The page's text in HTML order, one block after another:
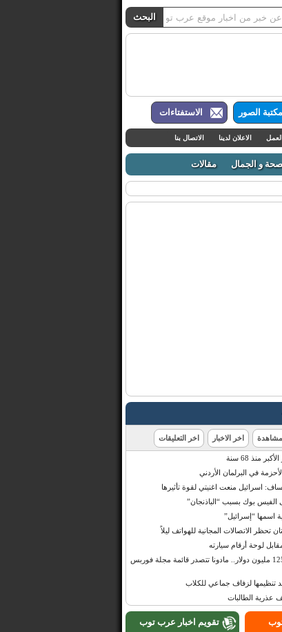
مكتبة الصور الاستفتاءات
الاعلان لدينا الاتصال بنا
و الجمال مقالات
مشاهدة اخر الاخبار اخر التعليقات
منذ 68 سنة
في البرلمان الأردني
اسرائيل منعت اغنيتي لقوة تأثيرها
الفيس بوك بسبب “الباذنجان”
اسمها “إسرائيل”
تحظر الاتصالات المجانية للهواتف ليلاً
بإيرادات قدرت بحوالي 125 مليون دولار.. مادونا تتصدر قائمة مجلة فوربس
تنظيمها لزفاف جماعي للكلاب
عذرية الطالبات
تقويم اخبار عرب توب